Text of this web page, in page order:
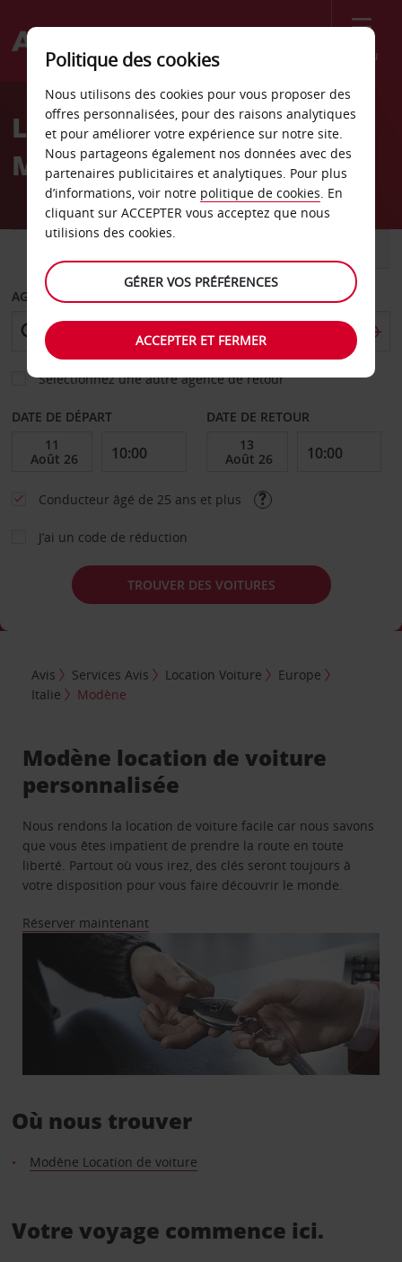
Menu
Welcome
AvisLocation de voiture
Modène
AGENCE DE DÉPART
Sélectionnez une autre agence de retour
DATE DE DÉPART DATE DE RETOUR
Conducteur âgé de 25 ans et plus
J’ai un code de réduction
TROUVER DES VOITURES
Avis Services Avis Location Voiture
Europe
Italie
Modène
Modène location de voiture
personnalisée
Nous rendons la location de voiture facile car nous savons
que vous êtes impatient de prendre la route en toute
liberté. Partout où vous irez, des clés seront toujours à
votre disposition pour vous faire découvrir le monde.
Réserver maintenant
Où nous trouver
Modène Location de voiture
Votre voyage commence ici.
Politique des cookies
Nous utilisons des cookies pour vous proposer des
offres personnalisées, pour des raisons analytiques
et pour améliorer votre expérience sur notre site.
Nous partageons également nos données avec des
partenaires publicitaires et analytiques. Pour plus
d’informations, voir notre politique de cookies. En
cliquant sur ACCEPTER vous acceptez que nous
utilisions des cookies.
GÉRER VOS PRÉFÉRENCES
ACCEPTER ET FERMER